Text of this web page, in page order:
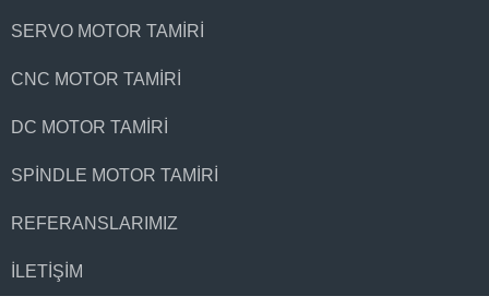
SERVO MOTOR TAMIRI
CNC MOTOR TAMIRI
DC MOTOR TAMIRI
SPINDLE MOTOR TAMIRI
REFERANSLARIMIZ
İLETIŞIM